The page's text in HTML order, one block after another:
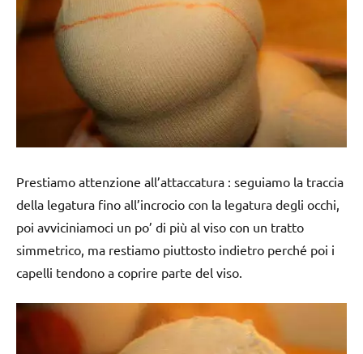
Prestiamo attenzione all’attaccatura : seguiamo la traccia
della legatura fino all’incrocio con la legatura degli occhi,
poi avviciniamoci un po’ di più al viso con un tratto
simmetrico, ma restiamo piuttosto indietro perché poi i
capelli tendono a coprire parte del viso.